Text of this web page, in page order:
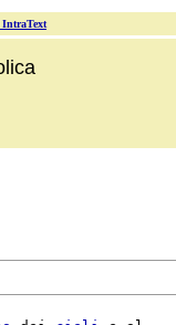
IntraText